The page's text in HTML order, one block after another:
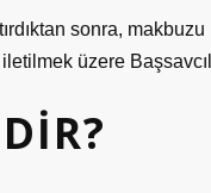
sonra,
üzere